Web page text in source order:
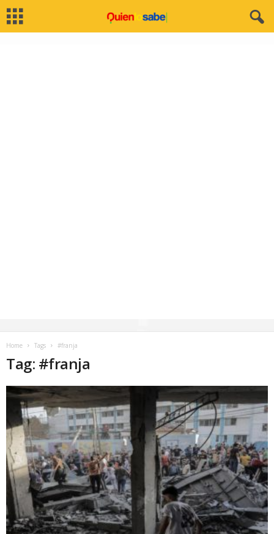
Home Tags #franja
Tag: #franja